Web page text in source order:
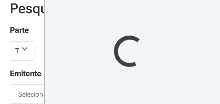
Pesquisa
Parte
Emitente
Selecionar